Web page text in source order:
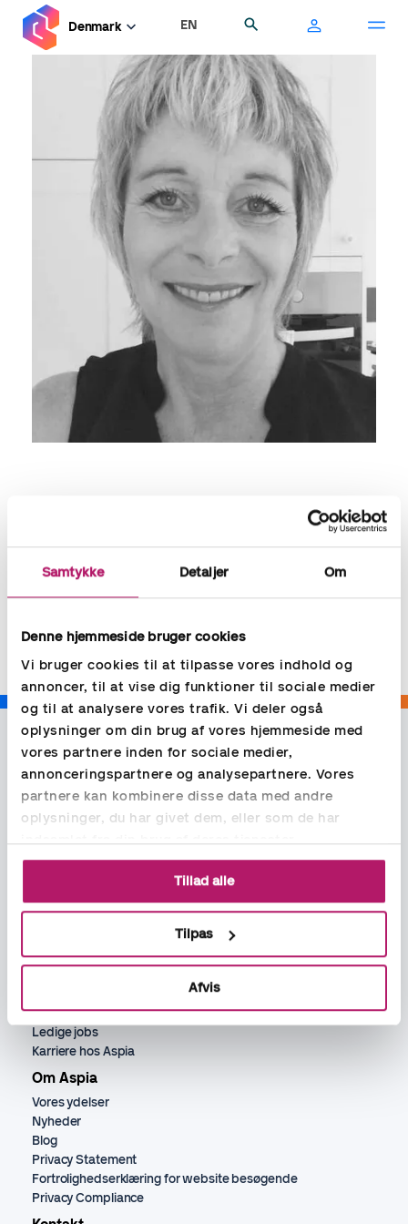
Samtykke Detaljer Om
Denne hjemmeside bruger cookies
Vi bruger cookies til at tilpasse vores indhold og
annoncer, til at vise dig funktioner til sociale medier
og til at analysere vores trafik. Vi deler også
oplysninger om din brug af vores hjemmeside med
vores partnere inden for sociale medier,
annonceringspartnere og analysepartnere. Vores
partnere kan kombinere disse data med andre
oplysninger, du har givet dem, eller som de har
indsamlet fra din brug af deres tjenester.
Tillad alle
Tilpas
Afvis
hovedindhold
Denmark EN
Contact:
jytte.hansen@aspia.dk
Bogholder
Rekruttering økonomi, løn og HR
Jobs
Ledige jobs
Karriere hos Aspia
Om Aspia
Vores ydelser
Nyheder
Blog
Privacy Statement
Fortrolighedserklæring for website besøgende
Privacy Compliance